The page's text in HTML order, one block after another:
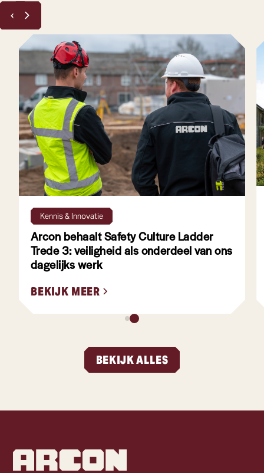
Kennis & Innovatie
4 min leestijd
Arcon behaalt Safety Culture Ladder
Trede 3: veiligheid als onderdeel van ons
dagelijks werk
BEKIJK MEER
BEKIJK ALLES